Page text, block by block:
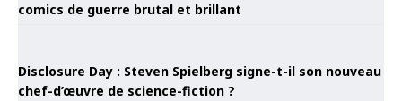
comics de guerre brutal et brillant
Disclosure Day : Steven Spielberg signe-t-il son nouveau
chef-d’œuvre de science-fiction ?